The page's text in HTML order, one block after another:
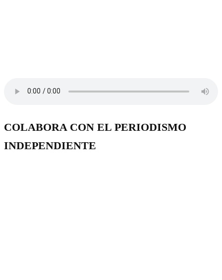
COLABORA CON EL PERIODISMO
INDEPENDIENTE